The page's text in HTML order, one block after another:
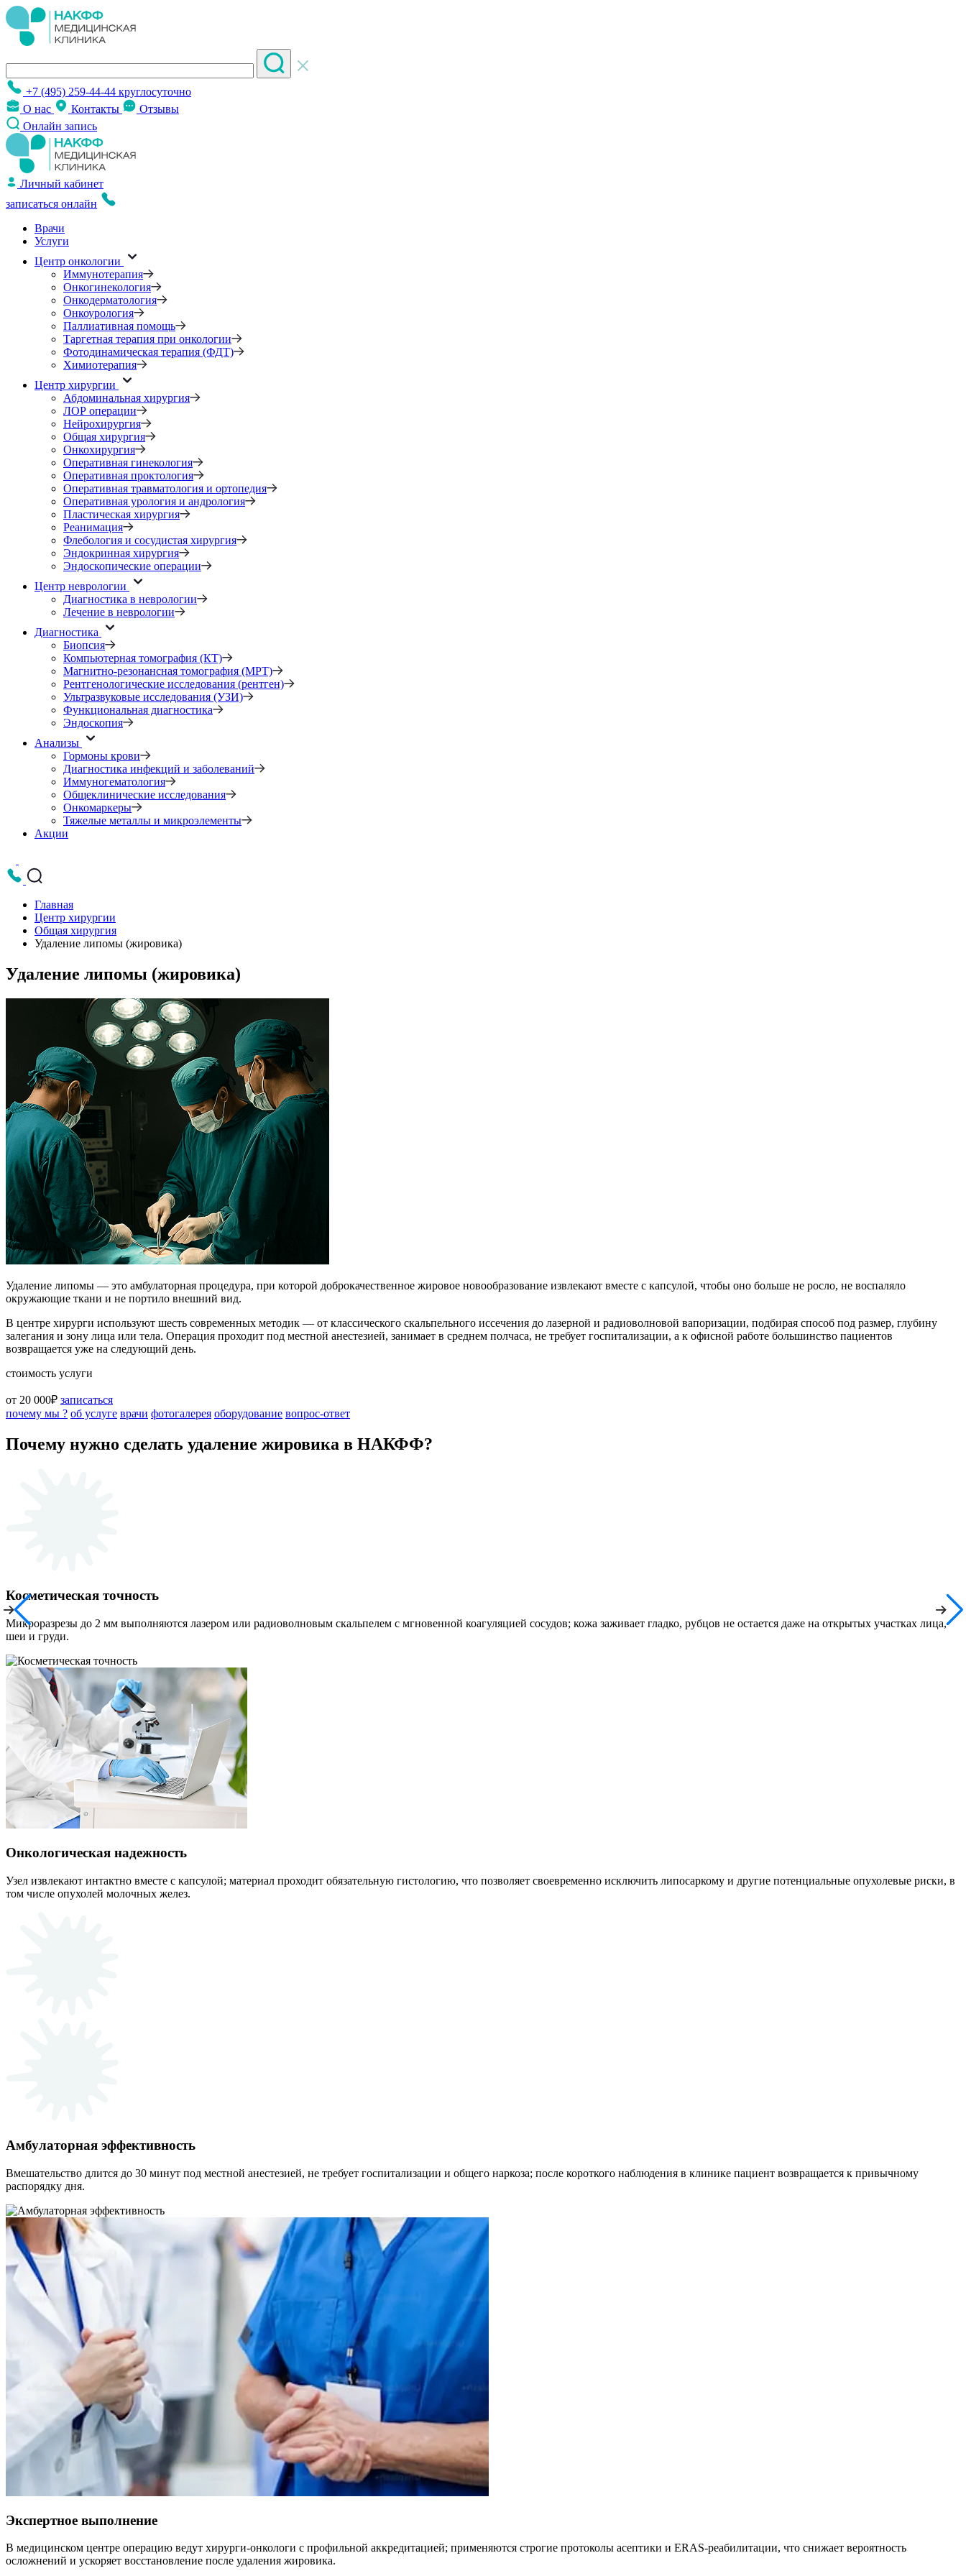
+7 (495) 259-44-44 круглосуточно
О нас
Контакты
Отзывы
Онлайн запись
Личный кабинет
записаться онлайн
Врачи
Услуги
Центр онкологии
Иммунотерапия
Онкогинекология
Онкодерматология
Онкоурология
Паллиативная помощь
Таргетная терапия при онкологии
Фотодинамическая терапия (ФДТ)
Химиотерапия
Центр хирургии
Абдоминальная хирургия
ЛОР операции
Нейрохирургия
Общая хирургия
Онкохирургия
Оперативная гинекология
Оперативная проктология
Оперативная травматология и ортопедия
Оперативная урология и андрология
Пластическая хирургия
Реанимация
Флебология и сосудистая хирургия
Эндокринная хирургия
Эндоскопические операции
Центр неврологии
Диагностика в неврологии
Лечение в неврологии
Диагностика
Биопсия
Компьютерная томография (КТ)
Магнитно-резонансная томография (МРТ)
Рентгенологические исследования (рентген)
Ультразвуковые исследования (УЗИ)
Функциональная диагностика
Эндоскопия
Анализы
Гормоны крови
Диагностика инфекций и заболеваний
Иммуногематология
Общеклинические исследования
Онкомаркеры
Тяжелые металлы и микроэлементы
Акции
Главная
Центр хирургии
Общая хирургия
Удаление липомы (жировика)
Удаление липомы (жировика)
Удаление липомы — это амбулаторная процедура, при которой доброкачественное жировое новообразование извлекают вместе с капсулой, чтобы оно больше не росло, не воспаляло
окружающие ткани и не портило внешний вид.
В центре хирурги используют шесть современных методик — от классического скальпельного иссечения до лазерной и радиоволновой вапоризации, подбирая способ под размер, глубину
залегания и зону лица или тела. Операция проходит под местной анестезией, занимает в среднем полчаса, не требует госпитализации, а к офисной работе большинство пациентов
возвращается уже на следующий день.
стоимость услуги
от 20 000₽ записаться
почему мы ? об услуге врачи фотогалерея оборудование вопрос-ответ
Почему нужно сделать удаление жировика в НАКФФ?
Косметическая точность
Микроразрезы до 2 мм выполняются лазером или радиоволновым скальпелем с мгновенной коагуляцией сосудов; кожа заживает гладко, рубцов не остается даже на открытых участках лица,
шеи и груди.
Онкологическая надежность
Узел извлекают интактно вместе с капсулой; материал проходит обязательную гистологию, что позволяет своевременно исключить липосаркому и другие потенциальные опухолевые риски, в
том числе опухолей молочных желез.
Амбулаторная эффективность
Вмешательство длится до 30 минут под местной анестезией, не требует госпитализации и общего наркоза; после короткого наблюдения в клинике пациент возвращается к привычному
распорядку дня.
Экспертное выполнение
В медицинском центре операцию ведут хирурги-онкологи с профильной аккредитацией; применяются строгие протоколы асептики и ERAS-реабилитации, что снижает вероятность
осложнений и ускоряет восстановление после удаления жировика.